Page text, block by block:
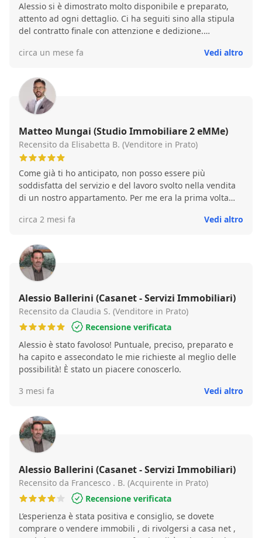
Alessio si è dimostrato molto disponibile e preparato,
attento ad ogni dettaglio. Ci ha seguiti sino alla stipula
del contratto finale con attenzione e dedizione.
circa un mese fa
Vedi altro
Matteo Mungai (Studio Immobiliare 2 eMMe)
Recensito da Elisabetta B. (Venditore in Prato)
Come già ti ho anticipato, non posso essere più
soddisfatta del servizio e del lavoro svolto nella vendita
di un nostro appartamento. Per me era la prima volta
trovata benissimo. Mi hai saputo agevolare quando c’è
ho altro che da ringraziarti per la tua gentilezza e
disponibilità. Grazie!!! Penso che molto presto anno
nuovo ci sentiremo per l’altro appartamento.
circa 2 mesi fa Vedi altro
Alessio Ballerini (Casanet - Servizi Immobiliari)
Recensito da Claudia S. (Venditore in Prato)
Recensione verificata
Alessio è stato favoloso! Puntuale, preciso, preparato e
ha capito e assecondato le mie richieste al meglio delle
possibilità! È stato un piacere conoscerlo.
3 mesi fa
Vedi altro
Alessio Ballerini (Casanet - Servizi Immobiliari)
Recensito da Francesco . B. (Acquirente in Prato)
Recensione verificata
L’esperienza è stata positiva e consiglio, se dovete
comprare o vendere immobili , di rivolgersi a casa net ,